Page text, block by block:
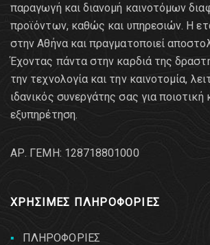
παραγωγή και διανομή καινοτόμων
προϊόντων, καθώς και υπηρεσιών. Η
στην Αθήνα και πραγματοποιεί
Έχοντας πάντα στην καρδιά της
την τεχνολογία και την καινοτομία,
ιδανικός συνεργάτης σας για ποιοτική
εξυπηρέτηση.
AΡ. ΓΕΜΗ: 128718801000
ΧΡΗΣΙΜΕΣ ΠΛΗΡΟΦΟΡΙΕΣ
ΠΛΗΡΟΦΟΡΙΕΣ